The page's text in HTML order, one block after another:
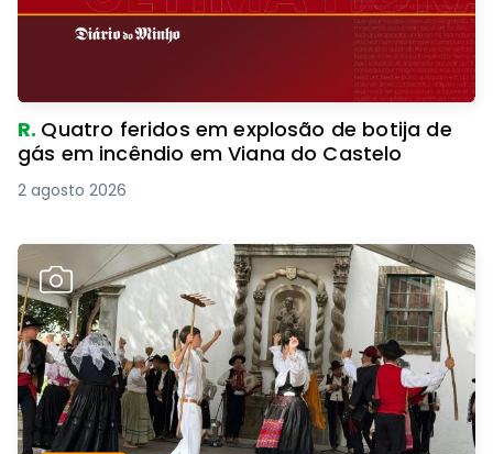
R. Quatro feridos em explosão de botija de
gás em incêndio em Viana do Castelo
2 agosto 2026